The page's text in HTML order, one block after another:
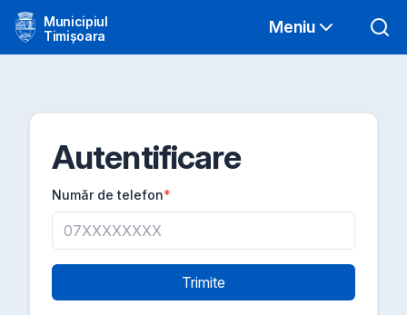
Municipiul
Timișoara
Meniu
Autentificare
Număr de telefon*
Trimite